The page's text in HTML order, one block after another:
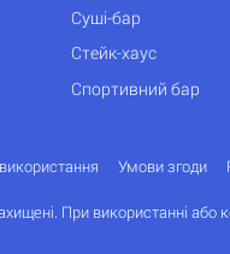
Суші-бар
Стейк-хаус
Спортивний бар
Умови згоди
При використанні або